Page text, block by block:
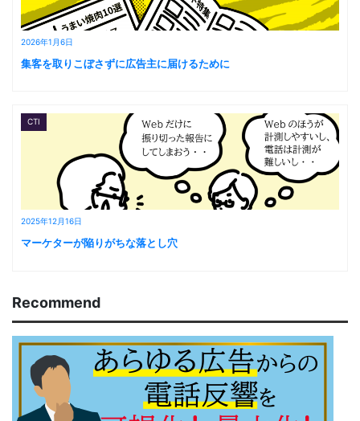
2026年1月6日
集客を取りこぼさずに広告主に届けるために
2025年12月16日
CTI
マーケターが陥りがちな落とし穴
Recommend